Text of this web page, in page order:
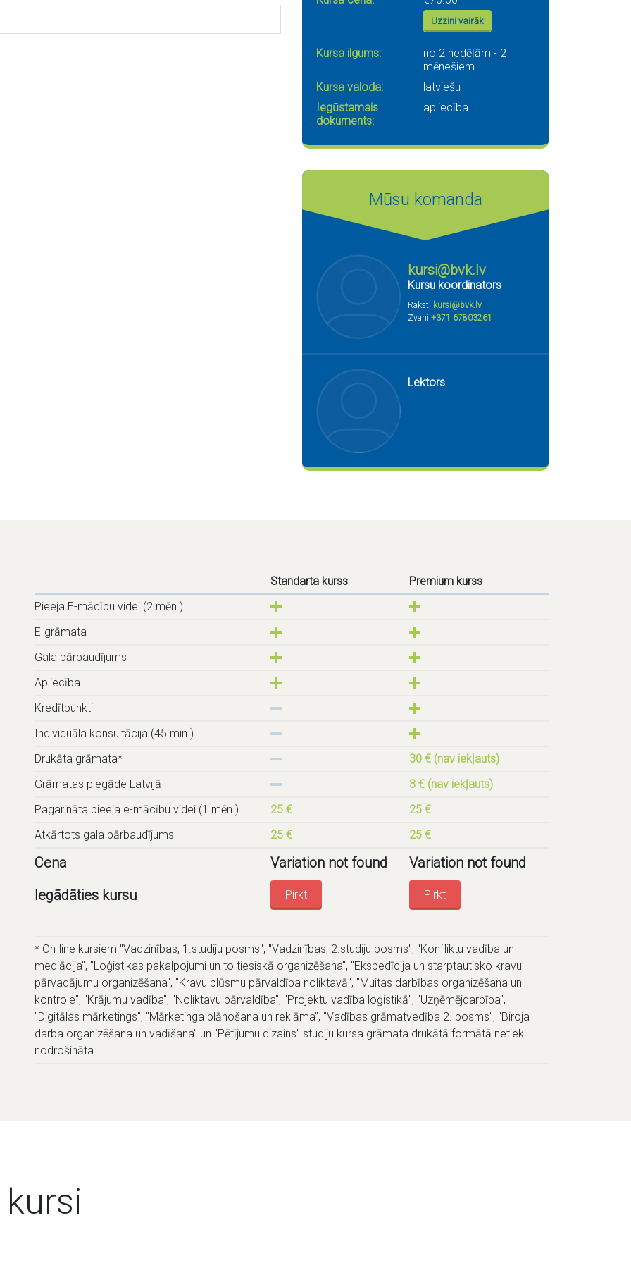
Uzzini vairāk
Kursa ilgums:
no 2 nedēļām - 2
mēnešiem
Kursa valoda:
latviešu
Iegūstamais
dokuments:
apliecība
Mūsu komanda
kursi@bvk.lv
Kursu koordinators
Raksti kursi@bvk.lv
Zvani +371 67803261
Lektors
Standarta kurss
Premium kurss
Pieeja E-mācību videi (2 mēn.)
E-grāmata
Gala pārbaudījums
Apliecība
Kredītpunkti
Individuāla konsultācija (45 min.)
Drukāta grāmata*
30 € (nav iekļauts)
Grāmatas piegāde Latvijā
3 € (nav iekļauts)
Pagarināta pieeja e-mācību videi (1 mēn.)
25 €
25 €
Atkārtots gala pārbaudījums
25 € 25 €
Cena Variation not found
Variation not found
Iegādāties kursu
Pirkt Pirkt
* On-line kursiem "Vadzinības, 1.studiju posms", "Vadzinības, 2.studiju posms", "Konfliktu vadība un
mediācija", "Loģistikas pakalpojumi un to tiesiskā organizēšana", "Ekspedīcija un starptautisko kravu
pārvadājumu organizēšana", "Kravu plūsmu pārvaldība noliktavā", "Muitas darbības organizēšana un
kontrole", "Krājumu vadība", "Noliktavu pārvaldība", "Projektu vadība loģistikā", "Uzņēmējdarbība",
"Digitālas mārketings", "Mārketinga plānošana un reklāma", "Vadības grāmatvedība 2. posms", "Biroja
darba organizēšana un vadīšana" un "Pētījumu dizains" studiju kursa grāmata drukātā formātā netiek
nodrošināta.